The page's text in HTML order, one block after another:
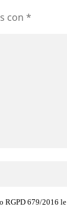
con *
RGPD 679/2016 le